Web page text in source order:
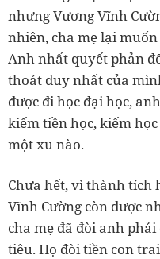
nhưng Vương Vĩnh
nhiên, cha mẹ lại
Anh nhất quyết phản
thoát duy nhất của
được đi học đại học,
kiếm tiền học, kiếm
một xu nào.
Chưa hết, vì thành tích
Vĩnh Cường còn được
cha mẹ đã đòi anh
tiêu. Họ đòi tiền con